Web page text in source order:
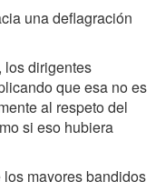
una deflagración
los dirigentes
que esa no es
al respeto del
si eso hubiera
mayores bandidos